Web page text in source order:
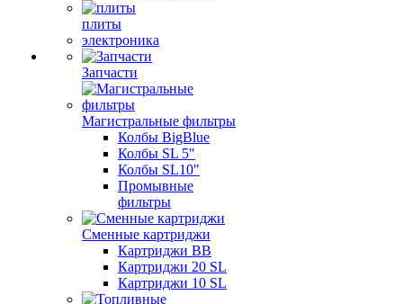
плиты
электроника
Запчасти
Магистральные фильтры
Колбы BigBlue
Колбы SL 5"
Колбы SL10"
Промывные
фильтры
Сменные картриджи
Картриджи BB
Картриджи 20 SL
Картриджи 10 SL